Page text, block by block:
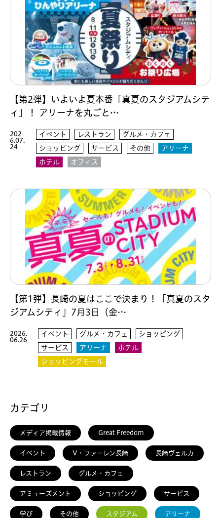
【第2弾】いよいよ夏本番「真夏のスタジアムシテ
ィ」！ アリーナを丸ごと…
202
6.07.
24
イベント レストラン
グルメ・カフェ
ショッピング
サービス その他
アリーナ
ホテル
オフィス
【第1弾】長崎の夏はここで決まり！「真夏のスタ
ジアムシティ」7月3日（金…
2026.
06.26
イベント グルメ・カフェ
ショッピング
サービス
アリーナ
ホテル
ショッピングモール
カテゴリ
メディア掲載情報 Great Freedom
イベント V・ファーレン長崎 長崎ヴェルカ
レストラン グルメ・カフェ
アミューズメント ショッピング サービス
学び その他 スタジアム アリーナ